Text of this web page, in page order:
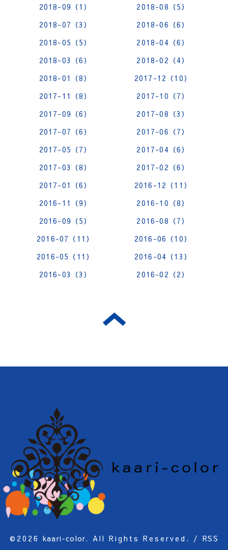
2018-09（1）
2018-08（5）
2018-07（3）
2018-06（6）
2018-05（5）
2018-04（6）
2018-03（6）
2018-02（4）
2018-01（8）
2017-12（10）
2017-11（8）
2017-10（7）
2017-09（6）
2017-08（3）
2017-07（6）
2017-06（7）
2017-05（7）
2017-04（6）
2017-03（8）
2017-02（6）
2017-01（6）
2016-12（11）
2016-11（9）
2016-10（8）
2016-09（5）
2016-08（7）
2016-07（11）
2016-06（10）
2016-05（11）
2016-04（13）
2016-03（3）
2016-02（2）
©2026kaari-color. All Rights Reserved. /RSS